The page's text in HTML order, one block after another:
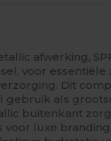
afwerking,
voor essentiële
Dit
gebruik als
buitenkant
luxe